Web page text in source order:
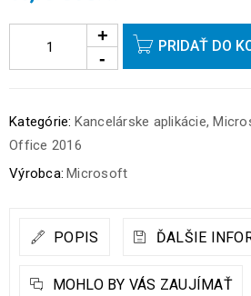
PRIDAŤ DO
Kategórie: Kancelárske aplikácie,
Office 2016
Výrobca: Microsoft
POPIS ĎALŠIE
MOHLO BY VÁS ZAUJÍMAŤ